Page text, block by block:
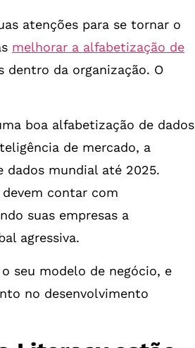
atenções para se tornar o
melhorar a alfabetização de
dentro da organização. O
boa alfabetização de dados
de mercado, a
dados mundial até 2025.
contar com
suas empresas a
agressiva.
seu modelo de negócio, e
no desenvolvimento